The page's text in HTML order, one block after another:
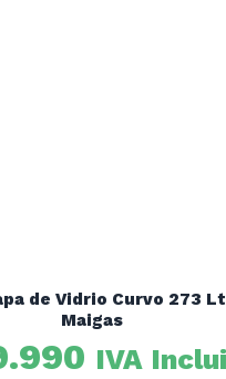
de Vidrio Curvo 273
Maigas
IVA